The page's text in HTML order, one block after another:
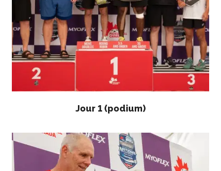
Conseil
d’administration
Assemblées
générales annuelles
Le Conseil consultatif
national de Pickleball
Règlements et
Politiques
Contact
Championnats
Nationaux
Jour 1 (podium)